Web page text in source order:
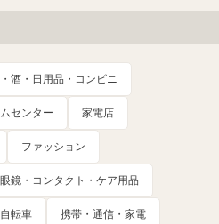
酒・日用品・コンビニ
センター 家電店
ファッション
眼鏡・コンタクト・ケア用品
転車 携帯・通信・家電